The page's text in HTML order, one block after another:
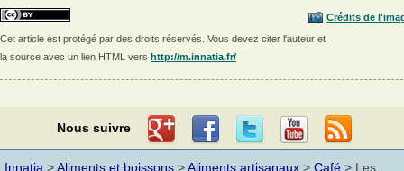
Crédits de
Cet article est protégé par des droits réservés. Vous devez citer l'auteur et
la source avec un lien HTML vers http://m.innatia.fr/
Nous suivre
Innatia >Aliments et boissons >Aliments artisanaux > Café > Les